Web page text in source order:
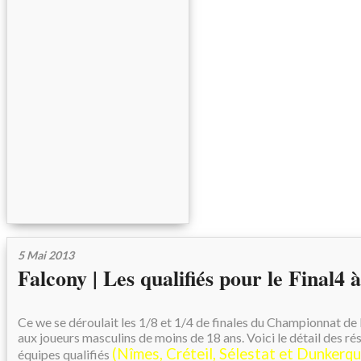
5 Mai 2013
Falcony | Les qualifiés pour le Final4
Ce we se déroulait les 1/8 et 1/4 de finales du Championnat
aux joueurs masculins de moins de 18 ans. Voici le détail des
équipes qualifiés (Nîmes, Créteil, Sélestat et